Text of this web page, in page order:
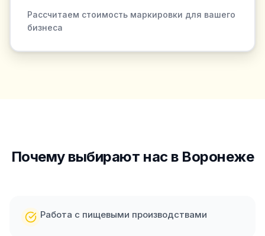
Рассчитаем стоимость маркировки для вашего
бизнеса
Почему выбирают нас в Воронеже
Работа с пищевыми производствами